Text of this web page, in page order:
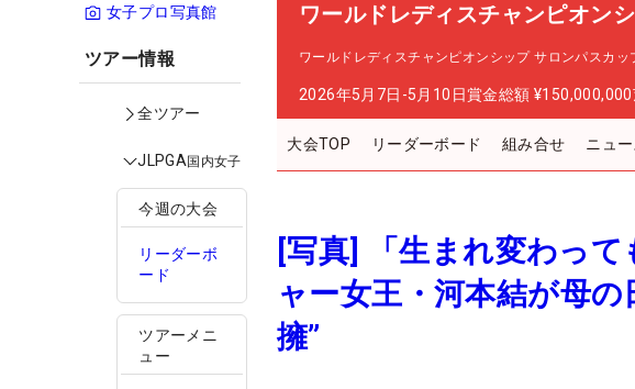
女子プロ写真館
ツアー情報
全ツアー
JLPGA国内女子
今週の大会
リーダーボ
ード
ツアーメニ
ュー
ワールドレディスチャンピオン
ワールドレディスチャンピオンシップ サロンパスカッ
2026年5月7日-5月10日賞金総額 ¥150,000,000
大会TOP リーダーボード 組み合せ ニュー
[写真] 「生まれ変わっ
ャー女王・河本結が母
擁”